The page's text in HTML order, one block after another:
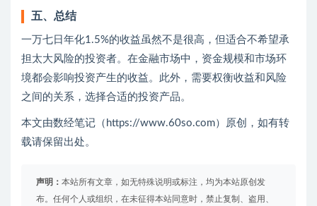
五、总结
一万七日年化1.5%的收益虽然不是很高，但适合不希望承
担太大风险的投资者。在金融市场中，资金规模和市场环
境都会影响投资产生的收益。此外，需要权衡收益和风险
之间的关系，选择合适的投资产品。
本文由数经笔记（https://www.60so.com）原创，如有转
载请保留出处。
声明： 本站所有文章，如无特殊说明或标注，均为本站原创发
布。任何个人或组织，在未征得本站同意时，禁止复制、盗用、